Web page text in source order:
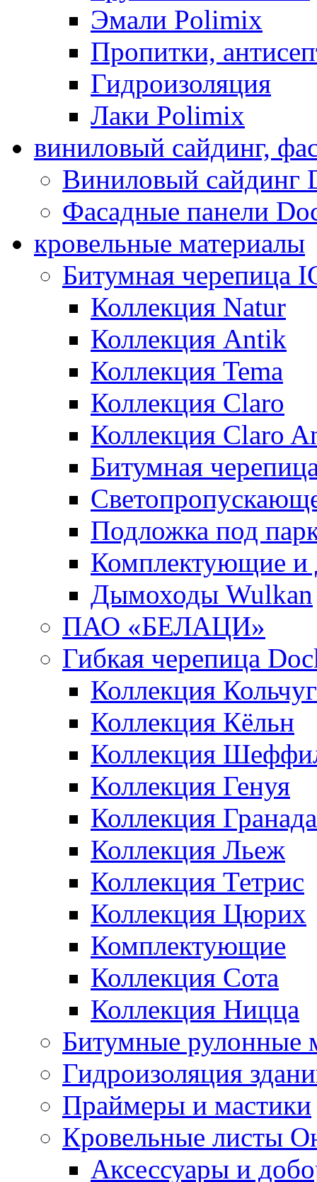
Эмали Polimix
Пропитки,
Гидроизоляция
Лаки Polimix
виниловый сайдинг,
Виниловый сайдинг
Фасадные панели
кровельные материалы
Битумная черепица
Коллекция Natur
Коллекция Antik
Коллекция Tema
Коллекция Claro
Коллекция Claro
Битумная
Подложка под
Комплектующие и
Дымоходы Wulkan
ПАО «БЕЛАЦИ»
Гибкая черепица
Коллекция
Коллекция Кёльн
Коллекция
Коллекция Генуя
Коллекция Гранада
Коллекция Льеж
Коллекция Тетрис
Коллекция Цюрих
Комплектующие
Коллекция Сота
Коллекция Ницца
Битумные рулонные
Гидроизоляция
Праймеры и мастики
Кровельные листы
Аксессуары и